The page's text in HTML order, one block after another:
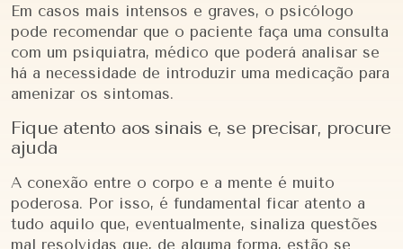
Em casos mais intensos e graves, o psicólogo
pode recomendar que o paciente faça uma consulta
com um psiquiatra, médico que poderá analisar se
há a necessidade de introduzir uma medicação para
amenizar os sintomas.
Fique atento aos sinais e, se precisar, procure
ajuda
A conexão entre o corpo e a mente é muito
poderosa. Por isso, é fundamental ficar atento a
tudo aquilo que, eventualmente, sinaliza questões
mal resolvidas que, de alguma forma, estão se